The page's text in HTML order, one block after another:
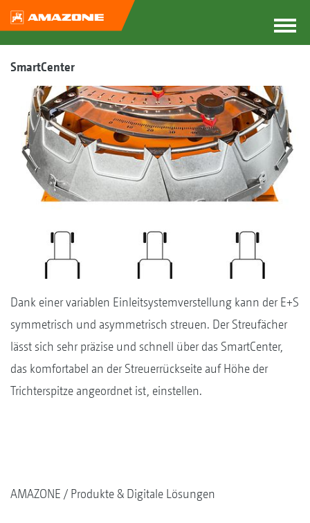
SmartCenter
Dank einer variablen Einleitsystemverstellung kann der E+S
symmetrisch und asymmetrisch streuen. Der Streufächer
lässt sich sehr präzise und schnell über das SmartCenter,
das komfortabel an der Streuerrückseite auf Höhe der
Trichterspitze angeordnet ist, einstellen.
AMAZONE Produkte & Digitale Lösungen